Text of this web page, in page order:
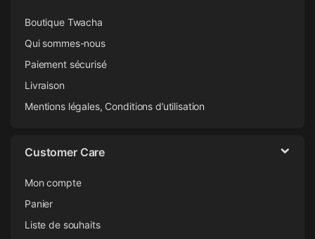
Boutique Twacha
Qui sommes-nous
Paiement sécurisé
Livraison
Mentions légales, Conditions d’utilisation
Customer Care
Mon compte
Panier
Liste de souhaits